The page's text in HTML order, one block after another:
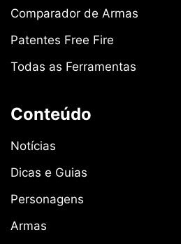
Comparador de Armas
Patentes Free Fire
Todas as Ferramentas
Conteúdo
Notícias
Dicas e Guias
Personagens
Armas